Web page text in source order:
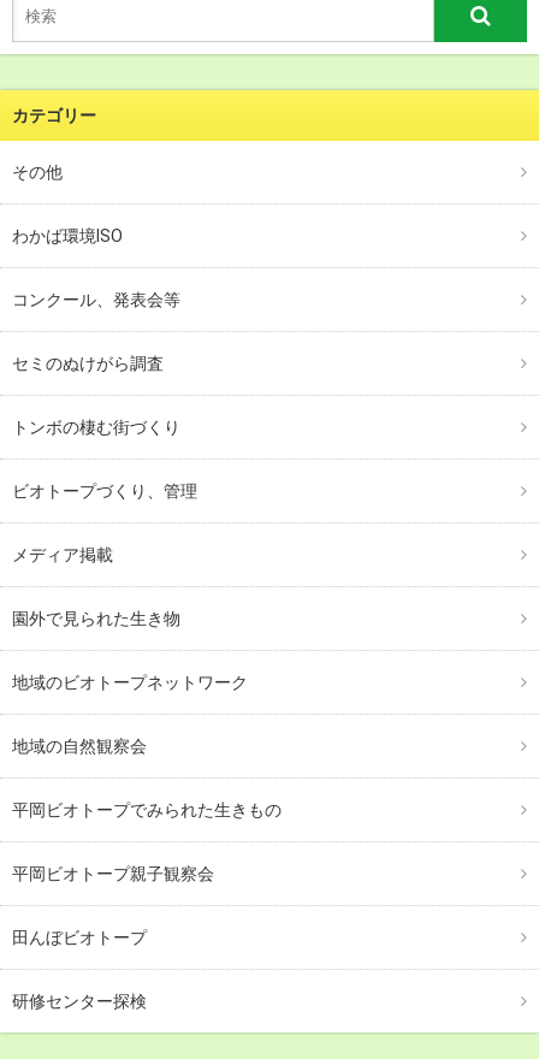
カテゴリー
その他
わかば環境ISO
コンクール、発表会等
セミのぬけがら調査
トンボの棲む街づくり
ビオトープづくり、管理
メディア掲載
園外で見られた生き物
地域のビオトープネットワーク
地域の自然観察会
平岡ビオトープでみられた生きもの
平岡ビオトープ親子観察会
田んぼビオトープ
研修センター探検